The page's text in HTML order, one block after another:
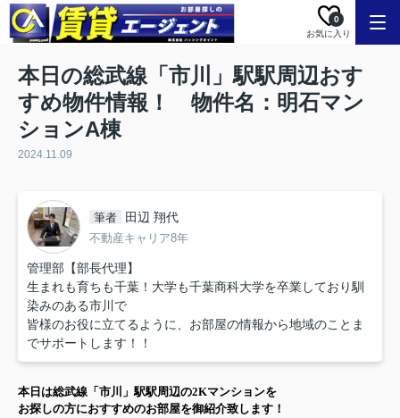
お気に入り
0
本日の総武線「市川」駅駅周辺おす
すめ物件情報！ 物件名：明石マン
ションA棟
2024.11.09
筆者 田辺 翔代
不動産キャリア8年
管理部【部長代理】
生まれも育ちも千葉！大学も千葉商科大学を卒業しており馴
染みのある市川で
皆様のお役に立てるように、お部屋の情報から地域のことま
でサポートします！！
本日は総武線「市川」駅駅周辺の2Kマンションを
お探しの方におすすめのお部屋を御紹介致します！